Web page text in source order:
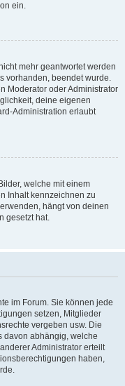
ein.
mehr geantwortet werden
vorhanden, beendet wurde.
Moderator oder Administrator
deine eigenen
Administration erlaubt
welche mit einem
Inhalt kennzeichnen zu
hängt von deinen
gesetzt hat.
im Forum. Sie können jede
setzen, Mitglieder
vergeben usw. Die
davon abhängig, welche
Administrator erteilt
haben,